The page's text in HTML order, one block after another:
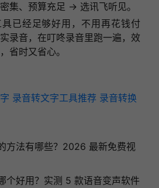
集、预算充足 → 选讯飞听见。
已经足够好用，不用再花钱付
录音，在叮咚录音里跑一遍，效
省时又省心。
录音转文字工具推荐 录音转换
方法有哪些？2026 最新免费视
个好用？实测 5 款语音变声软件